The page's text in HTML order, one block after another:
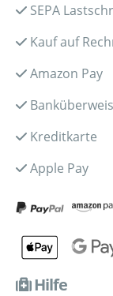
SEPA
Kauf auf
Amazon Pay
Kreditkarte
Apple Pay
Hilfe